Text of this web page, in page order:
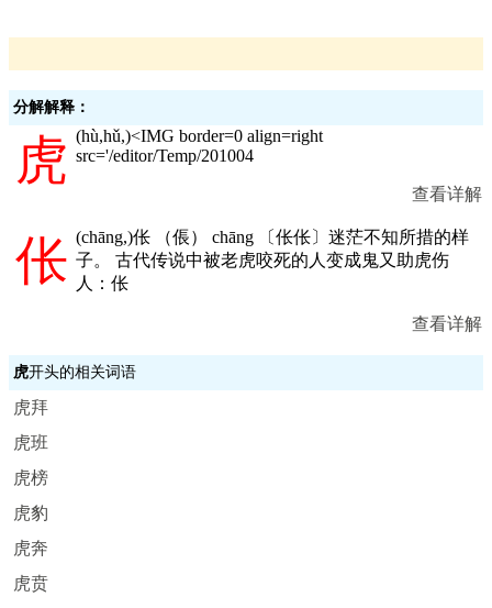
分解解释：
虎 (hù,hǔ,)<IMG border=0 align=right
src='/editor/Temp/201004
查看详解
伥 (chāng,)伥 （倀） chāng 〔伥伥〕迷茫不知所措的样
子。 古代传说中被老虎咬死的人变成鬼又助虎伤
人：伥
查看详解
虎开头的相关词语
虎拜
虎班
虎榜
虎豹
虎奔
虎贲